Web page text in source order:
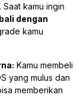
kamu ingin
dengan
kamu
Kamu membeli
yang mulus dan
memberikan